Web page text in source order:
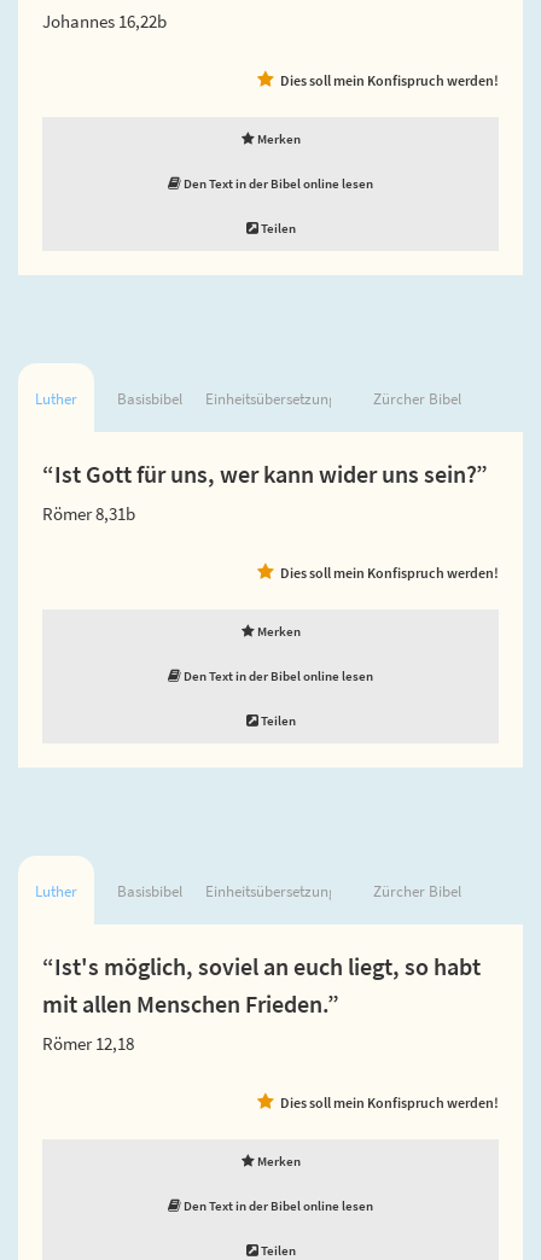
Johannes 16,22b
Dies soll mein Konfispruch werden!
Merken
Den Text in der Bibel online lesen
Teilen
Luther Basisbibel Einheitsübersetzung Zürcher Bibel
“Ist Gott für uns, wer kann wider uns sein?”
Römer 8,31b
Dies soll mein Konfispruch werden!
Merken
Den Text in der Bibel online lesen
Teilen
Luther Basisbibel Einheitsübersetzung Zürcher Bibel
“Ist's möglich, soviel an euch liegt, so habt
mit allen Menschen Frieden.”
Römer 12,18
Dies soll mein Konfispruch werden!
Merken
Den Text in der Bibel online lesen
Teilen